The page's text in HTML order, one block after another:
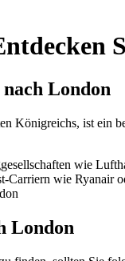
London
Königreichs, ist ein
wie
Carriern wie Ryanair
London